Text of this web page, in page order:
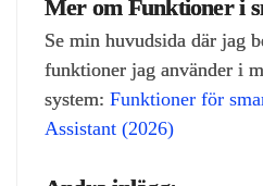
Mer om Funktioner i
Se min huvudsida där jag
funktioner jag använder i
system: Funktioner för
Assistant (2026)